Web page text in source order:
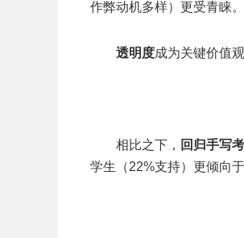
作弊动机多样）更受青睐。
透明度成为关键价值
相比之下， 回归手写
学生（22%支持）更倾向于